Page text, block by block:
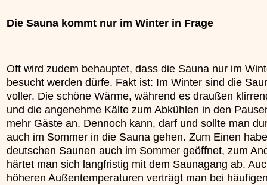
Die Sauna kommt nur im Winter in Frage
Oft wird zudem behauptet, dass die Sauna nur im
besucht werden dürfe. Fakt ist: Im Winter sind die
voller. Die schöne Wärme, während es draußen
und die angenehme Kälte zum Abkühlen in den
mehr Gäste an. Dennoch kann, darf und sollte man
auch im Sommer in die Sauna gehen. Zum Einen
deutschen Saunen auch im Sommer geöffnet, zum
härtet man sich langfristig mit dem Saunagang ab.
höheren Außentemperaturen verträgt man bei